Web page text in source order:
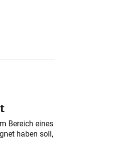
Bereich eines
haben soll,